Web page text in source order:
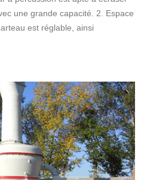
une grande capacité. 2. Espace
est réglable, ainsi